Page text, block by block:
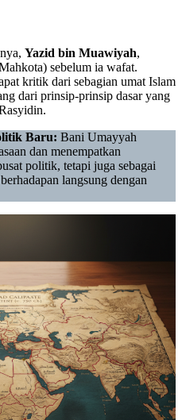
Yazid bin Muawiyah,
sebelum ia wafat.
kritik dari sebagian umat Islam
dari prinsip-prinsip dasar yang
Baru: Bani Umayyah
dan menempatkan
politik, tetapi juga sebagai
langsung dengan